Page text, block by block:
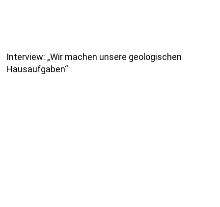
Interview: „Wir machen unsere geologischen
Hausaufgaben“